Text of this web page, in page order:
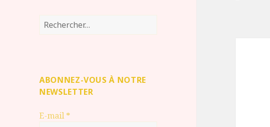
Rechercher :
ABONNEZ-VOUS À NOTRE
NEWSLETTER
E-mail *